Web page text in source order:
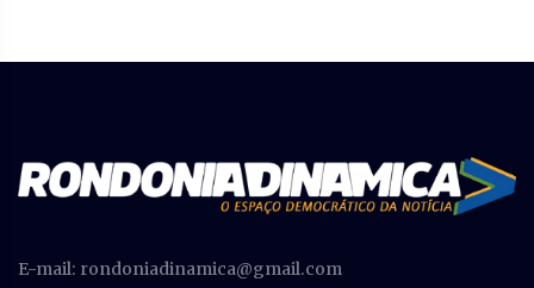
E-mail: rondoniadinamica@gmail.com